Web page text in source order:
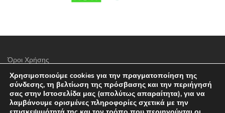
Όροι Χρήσης
Πολιτική προστασίας απορρήτου
Τρόποι Πληρωμής
Χρησιμοποιούμε cookies για την πραγματοποίηση της
σύνδεσης, τη βελτίωση της πρόσβασης και την περιήγησή
σας στην Ιστοσελίδα μας (απολύτως απαραίτητα), για να
λαμβάνουμε ορισμένες πληροφορίες σχετικά με την